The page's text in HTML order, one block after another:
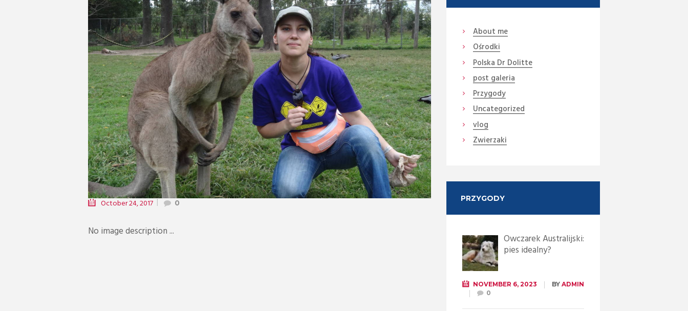
Next item
October 24, 2017 0
No image description ...
About me
Ośrodki
Polska Dr Dolitte
post galeria
Przygody
Uncategorized
vlog
Zwierzaki
PRZYGODY
Owczarek Australijski:
pies idealny?
NOVEMBER 6, 2023 BY ADMIN
0